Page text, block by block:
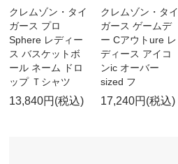
クレムゾン・タイ
ガース プロ
Sphere レディー
ス バスケットボ
ール ネーム ドロ
ップ Ｔシャツ
13,840円(税込)
クレムゾン・タイ
ガース ゲームデ
ー Cアウトure レ
ディース アイコ
ンic オーバー
sized フ
17,240円(税込)